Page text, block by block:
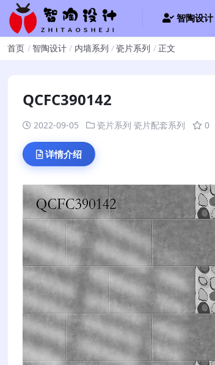
智陶设计
首页 智陶设计 内墙系列 瓷片系列 正文
QCFC390142
2022-09-05 瓷片系列 瓷片配套系列 0
详情介绍